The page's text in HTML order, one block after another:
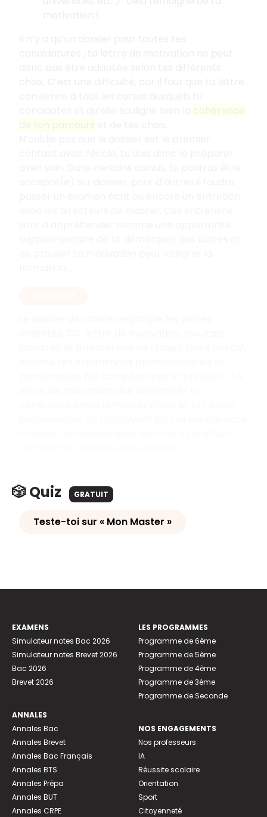
🎲 Quiz GRATUIT
Teste-toi sur « Mon Master »
EXAMENS
Simulateur notes Bac 2026
Simulateur notes Brevet 2026
Bac 2026
Brevet 2026
ANNALES
Annales Bac
Annales Brevet
Annales Bac Français
Annales BTS
Annales Prépa
Annales BUT
Annales CRPE
LES PROGRAMMES
Programme de 6ème
Programme de 5ème
Programme de 4ème
Programme de 3ème
Programme de Seconde
NOS ENGAGEMENTS
Nos professeurs
IA
Réussite scolaire
Orientation
Sport
Citoyenneté